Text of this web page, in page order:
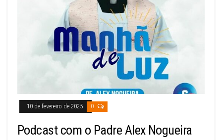
10 de fevereiro de 2025 0
Podcast com o Padre Alex Nogueira